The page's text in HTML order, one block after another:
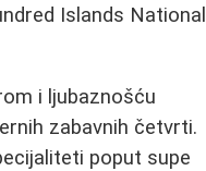
Islands National
i ljubaznošću
zabavnih četvrti.
poput supe